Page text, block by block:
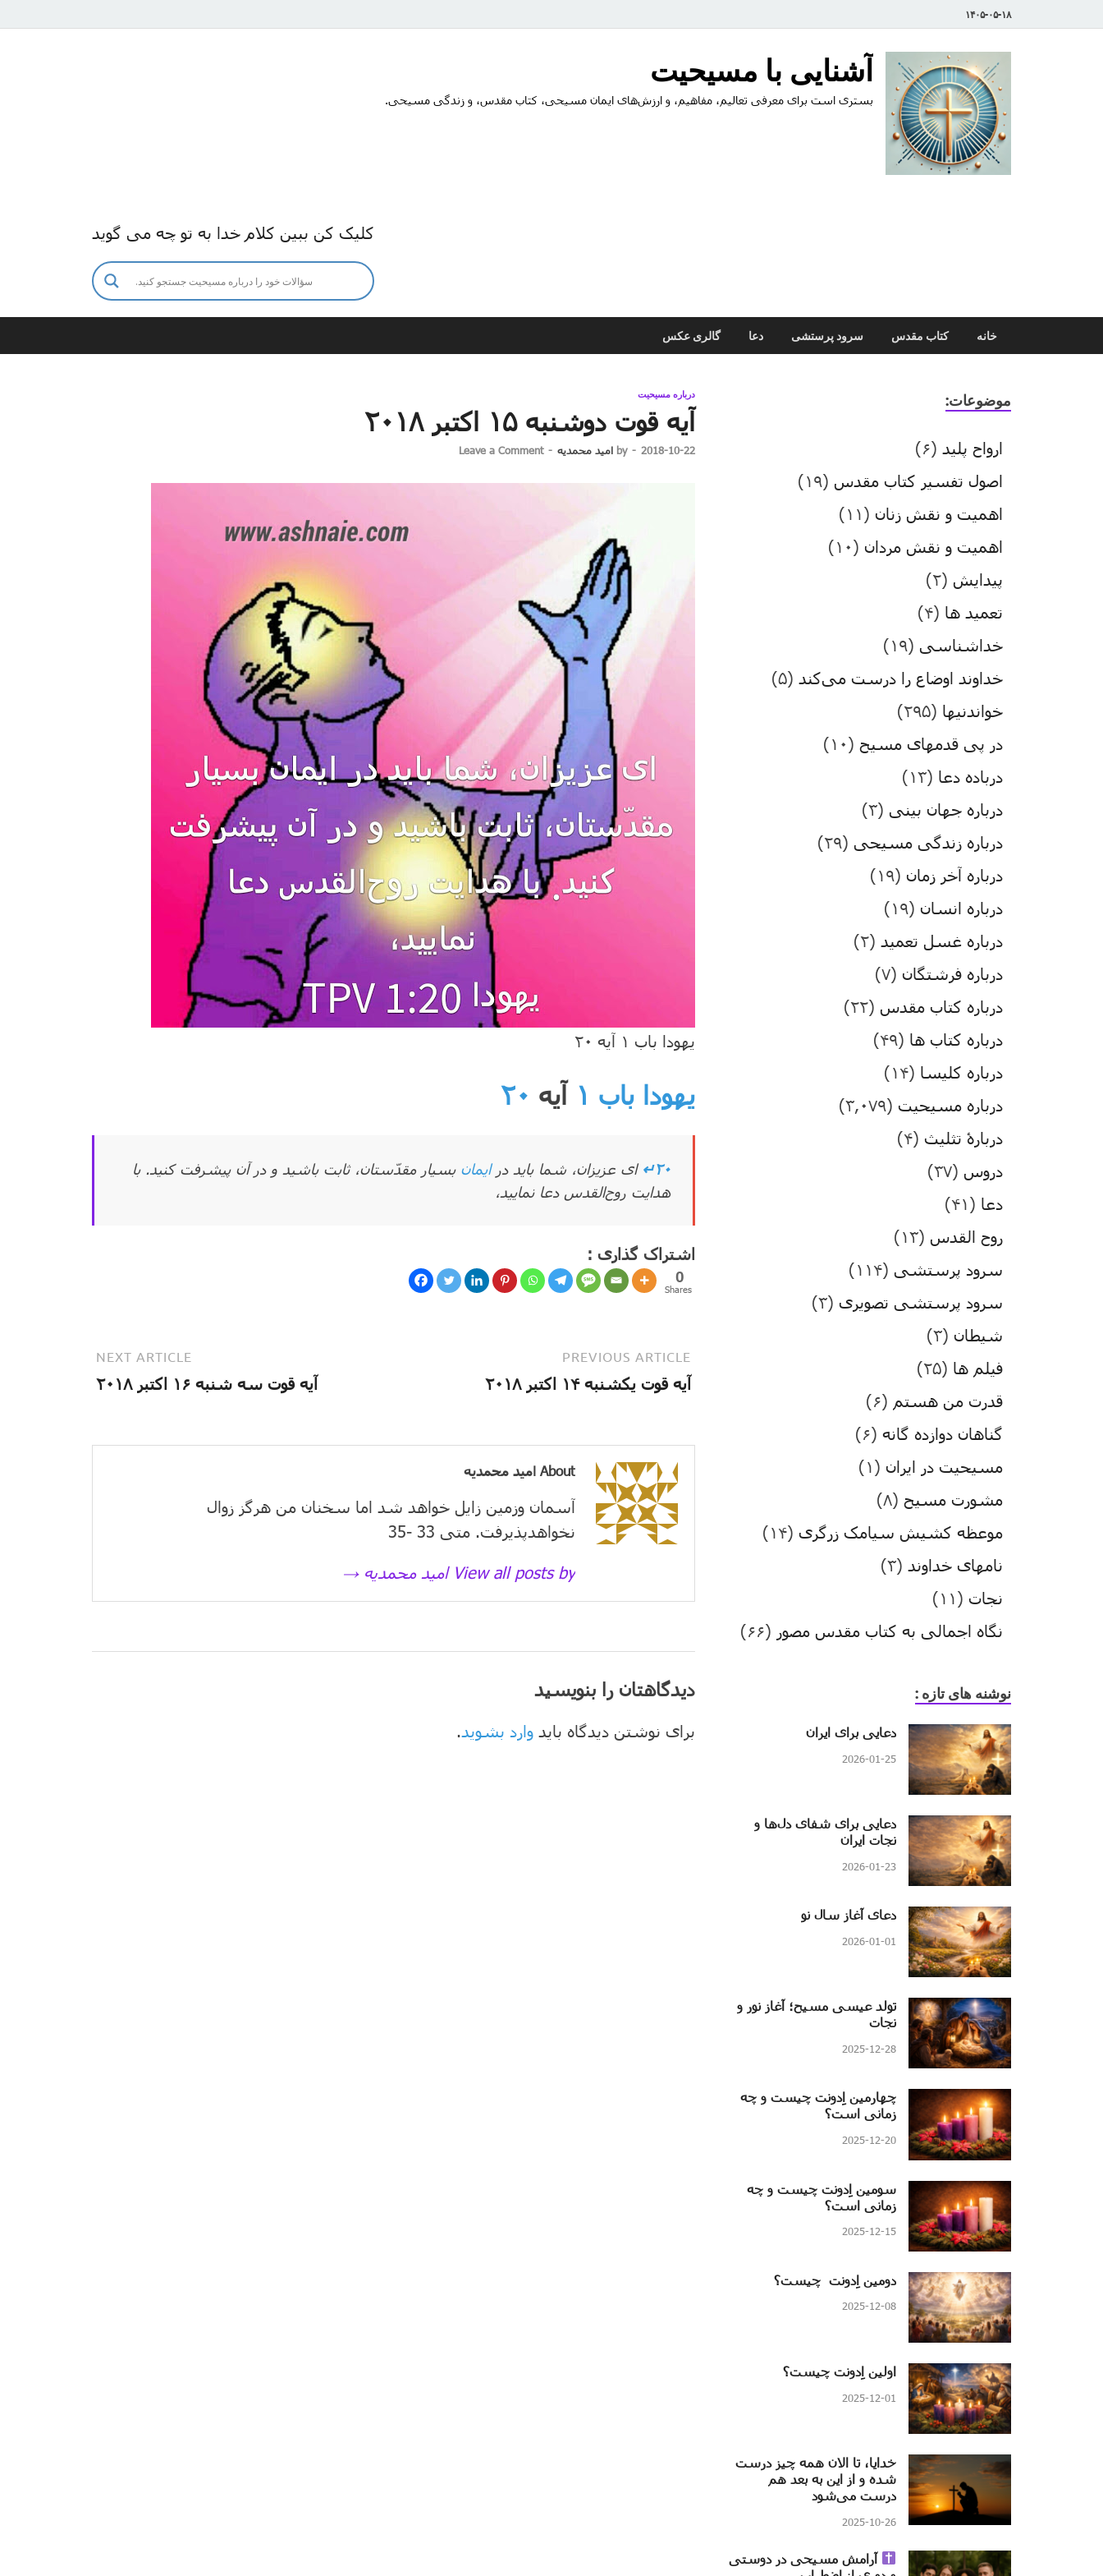
۱۴۰۵-۰۵-۱۸
آشنایی با مسیحیت
بستری است برای معرفی تعالیم، مفاهیم، و ارزش‌های ایمان مسیحی، کتاب مقدس، و زندگی مسیحی.
کلیک کن ببین کلام خدا به تو چه می گوید
خانه کتاب مقدس سرود پرستشی دعا گالری عکس
درباره مسیحیت
آیه قوت دوشنبه ۱۵ اکتبر ۲۰۱۸
2018-10-22
-
by امید محمدیه -
Leave a Comment
یهودا باب ۱ آیه ۲۰
یهودا باب ۱ آیه ۲۰
۲۰↵ ای عزیزان، شما باید درایمان بسیار مقدّستان، ثابت باشید و در آن پیشرفت کنید. با
هدایت روح‌القدس دعا نمایید،
اشتراک گذاری :
0
Shares
PREVIOUS ARTICLE
آیه قوت یکشنبه ۱۴ اکتبر ۲۰۱۸
NEXT ARTICLE
آیه قوت سه شنبه ۱۶ اکتبر ۲۰۱۸
About امید محمدیه
آسمان وزمین زايل خواهد شد اما سخنان من هرگز زوال
نخواهدپذیرفت. متی 33 -35
View all posts by امید محمدیه →
دیدگاهتان را بنویسید
برای نوشتن دیدگاه باید وارد بشوید .
موضوعات:
ارواح پلید (۶)
اصول تفسیر کتاب مقدس (۱۹)
اهمیت و نقش زنان (۱۱)
اهمیت و نقش مردان (۱۰)
پیدایش (۲)
تعمید ها (۴)
خداشناسی (۱۹)
خداوند اوضاع را درست می‌کند (۵)
خواندنیها (۲۹۵)
در پی قدمهای مسیح (۱۰)
درباده دعا (۱۳)
درباره جهان بینی (۳)
درباره زندگی مسیحی (۲۹)
درباره آخر زمان (۱۹)
درباره انسان (۱۹)
درباره غسل تعمید (۲)
درباره فرشتگان (۷)
درباره کتاب مقدس (۲۲)
درباره کتاب ها (۴۹)
درباره کلیسا (۱۴)
درباره مسیحیت (۳,۰۷۹)
دربارۀ تثلیث (۴)
دروس (۳۷)
دعا (۴۱)
روح القدس (۱۳)
سرود پرستشی (۱۱۴)
سرود پرستشی تصویری (۳)
شیطان (۳)
فیلم ها (۲۵)
قدرت من هستم (۶)
گناهان دوازده گانه (۶)
مسیحیت در ایران (۱)
مشورت مسیح (۸)
موعظه کشیش سیامک زرگری (۱۴)
نامهای خداوند (۳)
نجات (۱۱)
نگاه اجمالی به کتاب مقدس مصور (۶۶)
نوشنه های تازه :
دعایی برای ایران
2026-01-25
دعایی برای شفای دل‌ها و
نجات ایران
2026-01-23
دعای آغاز سال نو
2026-01-01
تولد عیسی مسیح؛ آغاز نور و
نجات
2025-12-28
چهارمین اِدونت چیست و چه
زمانی است؟
2025-12-20
سومین اِدونت چیست و چه
زمانی است؟
2025-12-15
دومین اِدونت چیست؟
2025-12-08
اولین اِدونت چیست؟
2025-12-01
خدایا، تا الان همه چیز درست
شده و از این به بعد هم
درست می‌شود
2025-10-26
آرامش مسیحی در دوستی